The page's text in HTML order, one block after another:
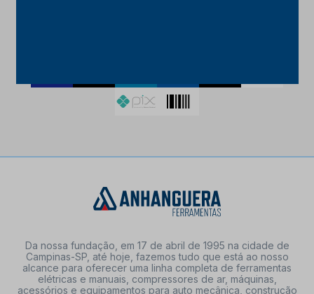
Da nossa fundação, em 17 de abril de 1995 na cidade de
Campinas-SP, até hoje, fazemos tudo que está ao nosso
alcance para oferecer uma linha completa de ferramentas
elétricas e manuais, compressores de ar, máquinas,
acessórios e equipamentos para auto mecânica, construção